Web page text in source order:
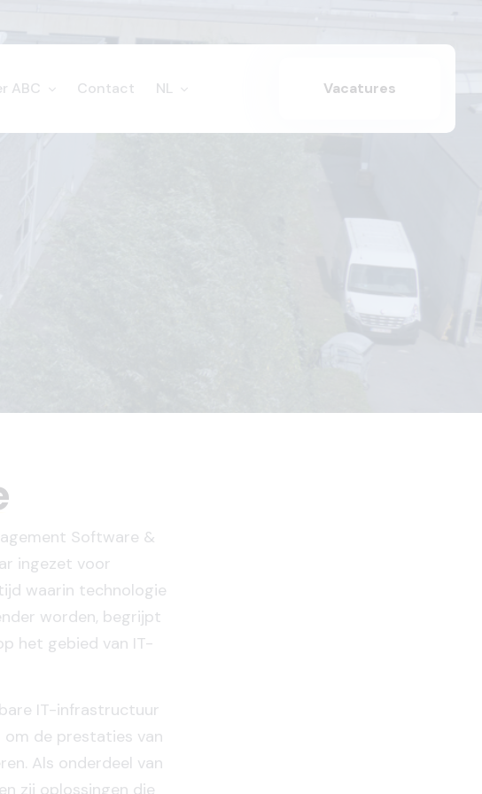
ABC Contact NL Vacatures
Software &
ingezet voor
waarin technologie
worden, begrijpt
het gebied van IT-
IT-infrastructuur
de prestaties van
Als onderdeel van
zij oplossingen die